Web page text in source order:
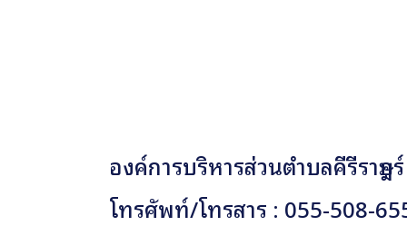
องค์การบริหารส่วนตำบลคีรีราษ
โทรศัพท์/โทรสาร : 055-508-